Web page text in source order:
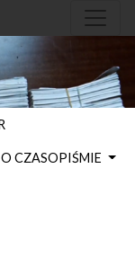
O CZASOPIŚMIE